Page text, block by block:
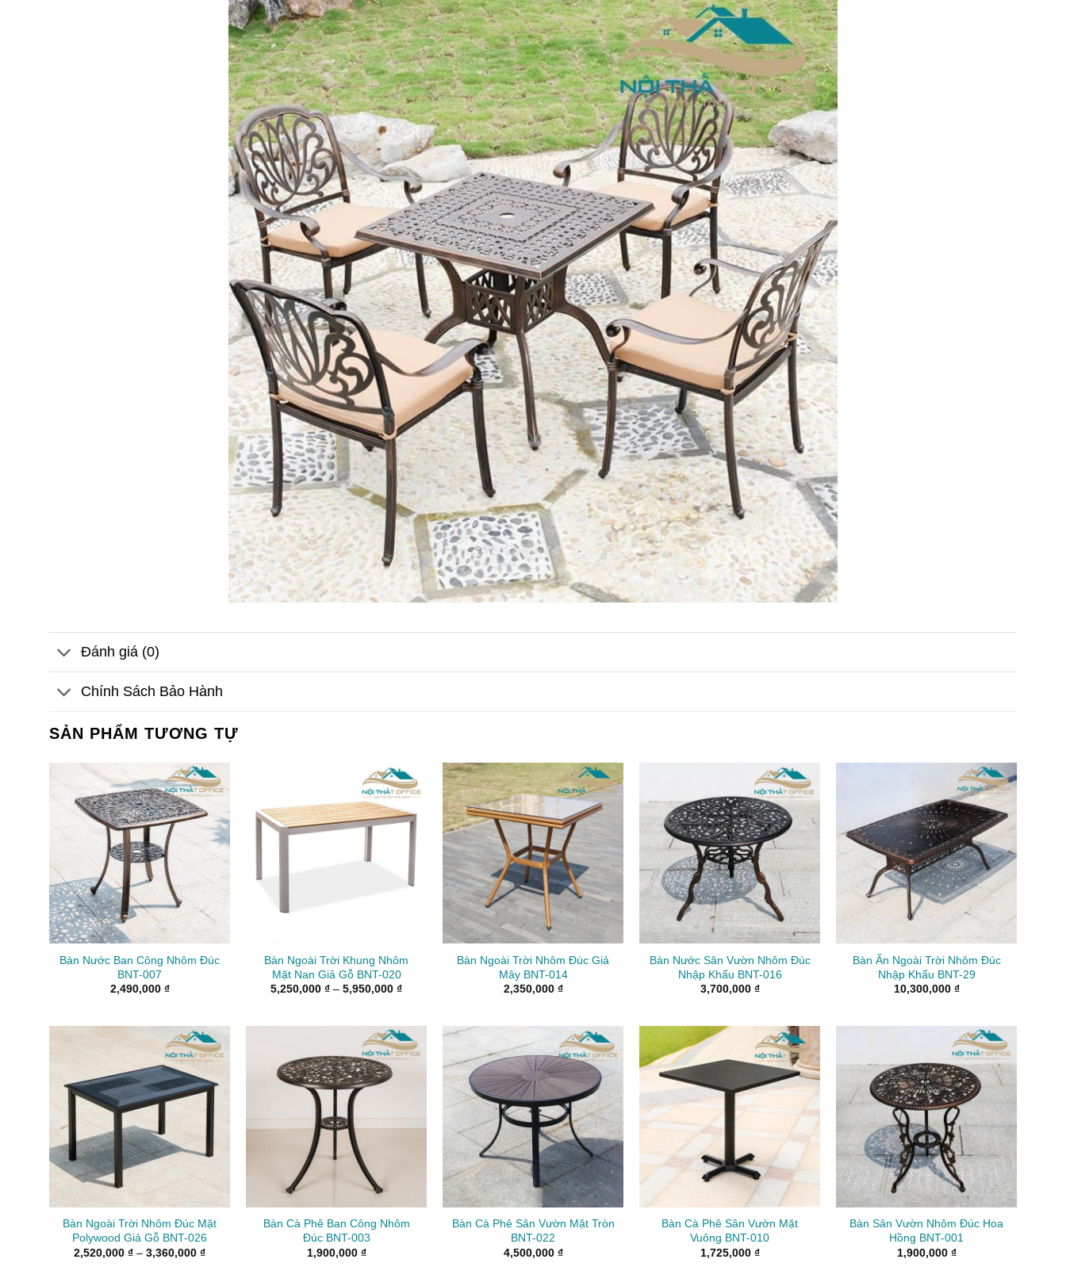
Đánh giá (0)
Chính Sách Bảo Hành
SẢN PHẨM TƯƠNG TỰ
Bàn Nước Ban Công Nhôm Đúc
BNT-007
2,490,000 ₫
Bàn Ngoài Trời Khung Nhôm
Mặt Nan Giả Gỗ BNT-020
5,250,000 ₫ – 5,950,000 ₫Khoảng
đến
5,950,000 ₫
Bàn Ngoài Trời Nhôm Đúc Giả
Mây BNT-014
2,350,000 ₫
Bàn Nước Sân Vườn Nhôm Đúc
Nhập Khẩu BNT-016
3,700,000 ₫
Bàn Ăn Ngoài Trời Nhôm Đúc
Nhập Khẩu BNT-29
10,300,000 ₫
Bàn Ngoài Trời Nhôm Đúc Mặt
Polywood Giả Gỗ BNT-026
2,520,000 ₫ – 3,360,000 ₫Khoảng
Bàn Cà Phê Ban Công Nhôm
Đúc BNT-003
1,900,000 ₫
Bàn Cà Phê Sân Vườn Mặt Tròn
BNT-022
4,500,000 ₫
Bàn Cà Phê Sân Vườn Mặt
Vuông BNT-010
1,725,000 ₫
Bàn Sân Vườn Nhôm Đúc Hoa
Hồng BNT-001
1,900,000 ₫